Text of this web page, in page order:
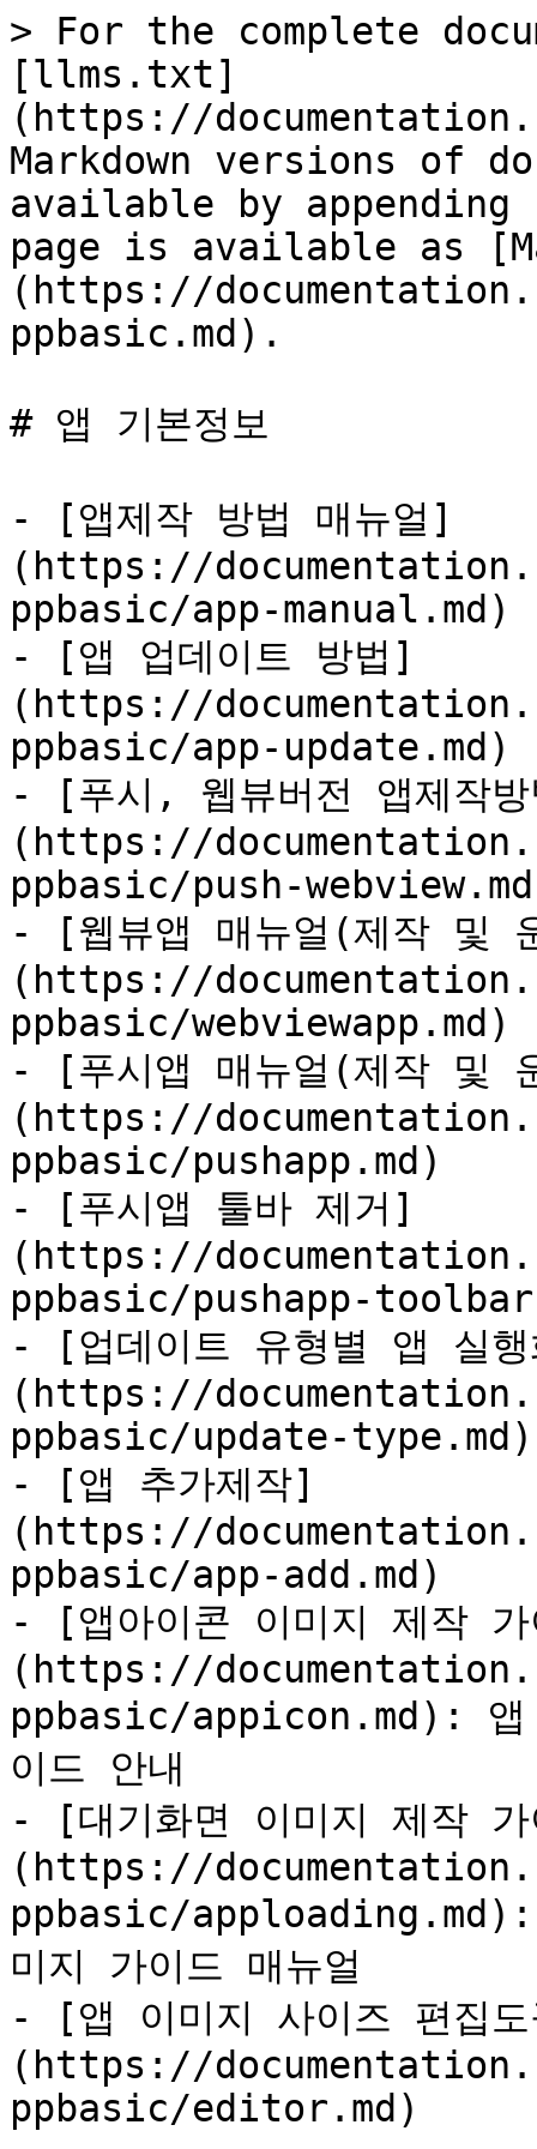
> For the complete
[llms.txt]
(https://
Markdown versions of
available by
page is available as
(https://
ppbasic.md).
# 앱 기본정보
- [앱제작 방법 매뉴얼]
(https://
ppbasic/app-manual.md)
- [앱 업데이트 방법]
(https://
ppbasic/app-update.md)
- [푸시, 웹뷰버전 앱제작
(https://
ppbasic/push-
- [웹뷰앱 매뉴얼(제작 및
(https://
ppbasic/webviewapp.md)
- [푸시앱 매뉴얼(제작 및
(https://
ppbasic/pushapp.md)
- [푸시앱 툴바 제거]
(https://
ppbasic/pushapp-
- [업데이트 유형별 앱 실
(https://
ppbasic/update-type.md)
- [앱 추가제작]
(https://
ppbasic/app-add.md)
- [앱아이콘 이미지 제작
(https://
ppbasic/appicon.md): 앱
이드 안내
- [대기화면 이미지 제작
(https://
ppbasic/apploading.md):
미지 가이드 매뉴얼
- [앱 이미지 사이즈 편집
(https://